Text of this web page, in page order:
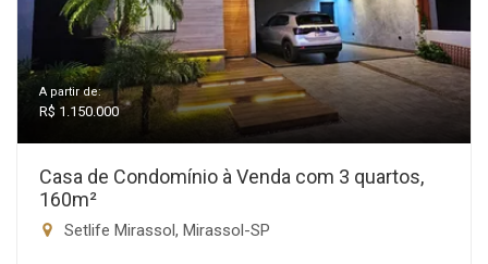
A partir de:
R$ 1.150.000
Casa de Condomínio à Venda com 3 quartos,
160m²
Setlife Mirassol, Mirassol-SP